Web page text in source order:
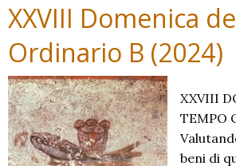
XXVIII Domenica
Ordinario B (2024)
XXVIII
TEMPO
beni di